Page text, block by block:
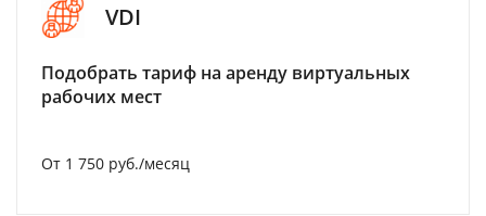
VDI
Подобрать тариф на аренду виртуальных
рабочих мест
От 1 750 руб./месяц